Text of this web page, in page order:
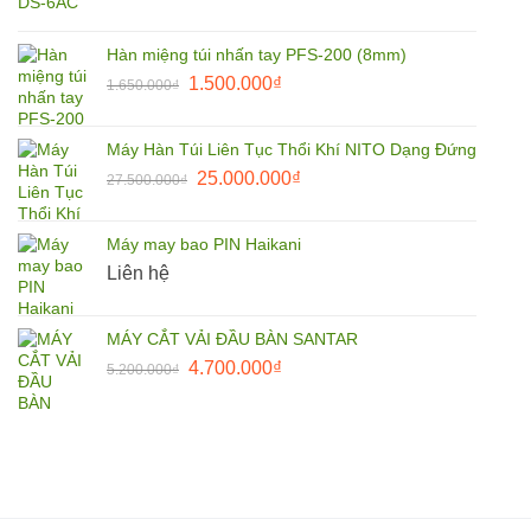
95.000.000₫.là:
Hàn miệng túi nhấn tay PFS-200 (8mm)
1.650.000₫
Giá
1.650.000₫.
1.500.000₫Giá
là:
1.500.000₫.
Máy Hàn Túi Liên Tục Thổi Khí NITO Dạng Đứng
27.500.000₫
Giá
27.500.000₫.
25.000.000₫Giá
là:
Máy may bao PIN Haikani
Liên hệ
MÁY CẮT VẢI ĐẦU BÀN SANTAR
5.200.000₫ Giá
4.700.000₫Giá